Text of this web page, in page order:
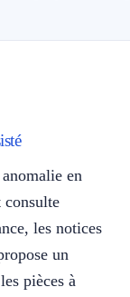
en
consulte
les notices
un
pièces à